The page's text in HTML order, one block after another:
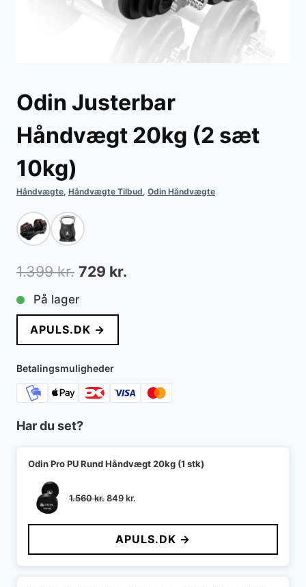
Odin Justerbar
Håndvægt 20kg (2 sæt
10kg)
Håndvægte, Håndvægte Tilbud, Odin Håndvægte
1.399kr. Den
oprindelige
pris
var:
1.399 kr..
729 kr.
På lager
APULS.DK →
Betalingsmuligheder
Har du set?
Odin Pro PU Rund Håndvægt 20kg (1 stk)
1.560kr.Den
pris
var:
1.560 kr..
849kr.
pris
er:
849 kr..
APULS.DK →